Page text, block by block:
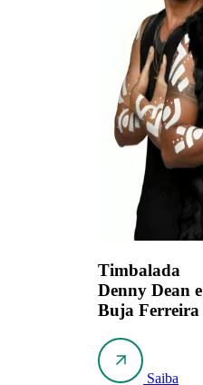
Timbalada
Denny Dean e
Buja Ferreira
Saiba